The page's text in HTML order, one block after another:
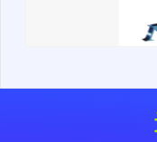
Ножи, режущие кромки